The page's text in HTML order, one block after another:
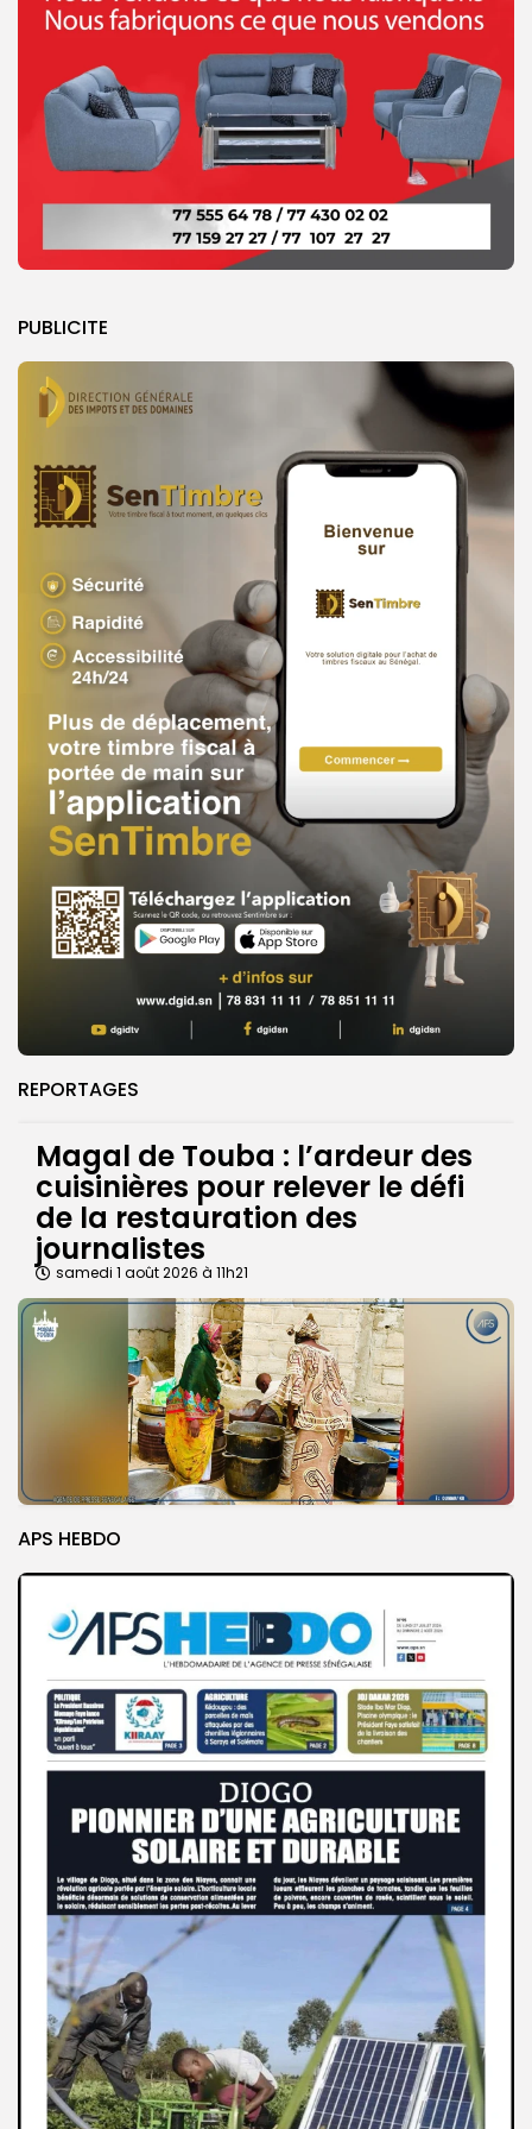
PUBLICITE
REPORTAGES
Magal de Touba : l’ardeur des
cuisinières pour relever le défi
de la restauration des
journalistes
samedi 1 août 2026 à 11h21
APS HEBDO